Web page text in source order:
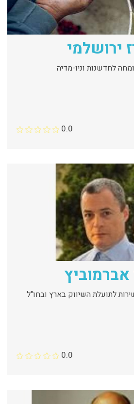
ירושלמי
לחדשנות וניו-מדיה
0.0
אברמוביץ
לתועלת השיווק בארץ ובחו"ל
0.0